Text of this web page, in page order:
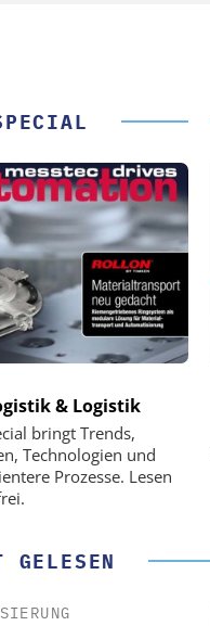
& Logistik
bringt Trends,
Technologien und
Prozesse. Lesen
(PI) SE &
CO. KG
für LEO-
Präzision mit
GELESEN